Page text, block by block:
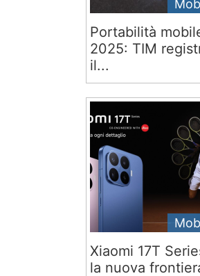
Portabilità
2025: TIM
il...
Xiaomi 17T
la nuova